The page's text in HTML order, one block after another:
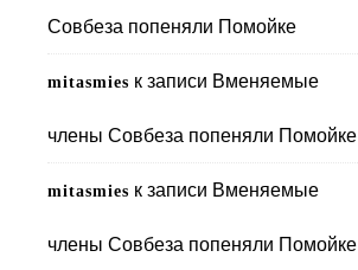
Совбеза попеняли Помойке
mitasmies к записи Вменяемые
члены Совбеза попеняли Помойке
mitasmies к записи Вменяемые
члены Совбеза попеняли Помойке